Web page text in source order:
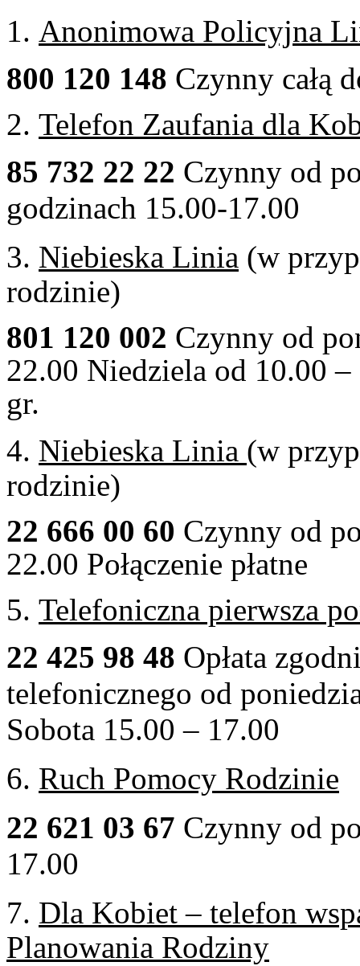
1. Anonimowa Policyjna
800 120 148 Czynny całą
2. Telefon Zaufania dla
85 732 22 22 Czynny od
godzinach 15.00-17.00
3. Niebieska Linia (w
rodzinie)
801 120 002 Czynny od
22.00 Niedziela od 10.00 –
gr.
4. Niebieska Linia (w
rodzinie)
22 666 00 60 Czynny od
22.00 Połączenie płatne
5. Telefoniczna pierwsza
22 425 98 48 Opłata
telefonicznego od
Sobota 15.00 – 17.00
6. Ruch Pomocy Rodzinie
22 621 03 67 Czynny od
17.00
7. Dla Kobiet – telefon
Planowania Rodziny